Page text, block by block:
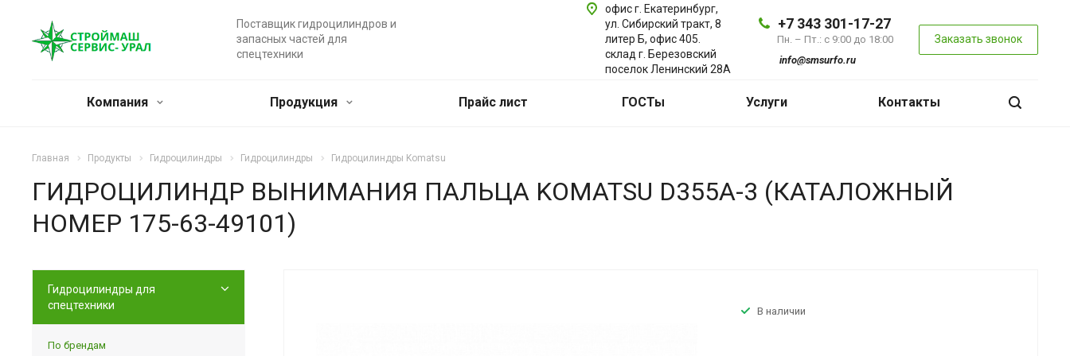
Поставщик гидроцилиндров и
запасных частей для
спецтехники
+7 343 301-17-27
Пн. – Пт.: с 9:00 до 18:00
info@smsurfo.ru
Заказать звонок
офис г. Екатеринбург,
ул. Сибирский тракт, 8
литер Б, офис 405.
склад г. Березовский
поселок Ленинский 28А
Компания Продукция Прайс лист ГОСТы Услуги Контакты
Главная Продукты Гидроцилиндры Гидроцилиндры Гидроцилиндры Komatsu
ГИДРОЦИЛИНДР ВЫНИМАНИЯ ПАЛЬЦА KOMATSU D355A-3 (КАТАЛОЖНЫЙ
НОМЕР 175-63-49101)
В наличии
Гидроцилиндры для
спецтехники
По брендам